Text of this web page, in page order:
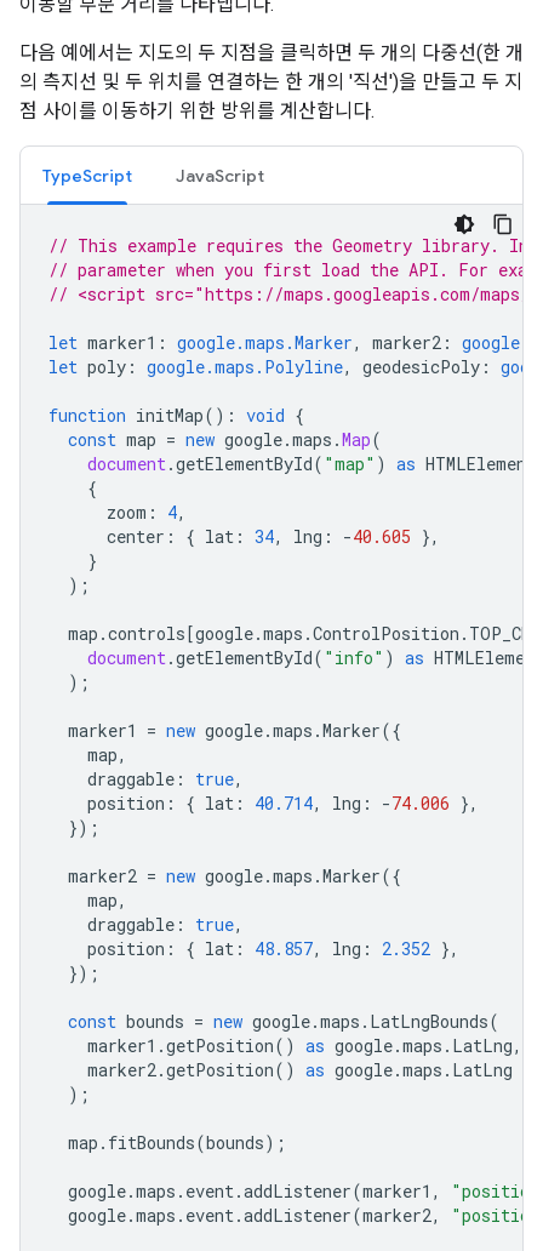
다음 예에서는 지도의 두 지점을 클릭하면 두 개의 다중선(한 개
의 측지선 및 두 위치를 연결하는 한 개의 '직선')을 만들고 두 지
점 사이를 이동하기 위한 방위를 계산합니다.
TypeScript JavaScript
// This example requires the Geometry library.
// parameter when you first load the API. For
// <script src="https://maps.googleapis.com/maps/
let marker1 : google.maps.Marker, marker2 :
let poly : google.maps.Polyline, geodesicPoly :
function initMap() : void {
const map = new google.maps .Map(
document.getElementById( "map" ) as HTMLElement
{
zoom : 4,
center : { lat : 34, lng : -40.605 },
}
);
map .controls[google.maps .ControlPosition .
document.getElementById( "info" ) as HTMLElement
);
marker1 = new google.maps .Marker({
map,
draggable : true,
position : { lat : 40.714, lng : -74.006 },
});
marker2 = new google.maps .Marker({
map,
draggable : true,
position : { lat : 48.857, lng : 2.352 },
});
const bounds = new google.maps . LatLngBounds(
marker1 .getPosition() as google.maps . LatLng,
marker2.getPosition() as google.maps . LatLng
);
map . fitBounds(bounds);
google.maps . event.addListener(marker1 ,
google.maps . event.addListener(marker2,